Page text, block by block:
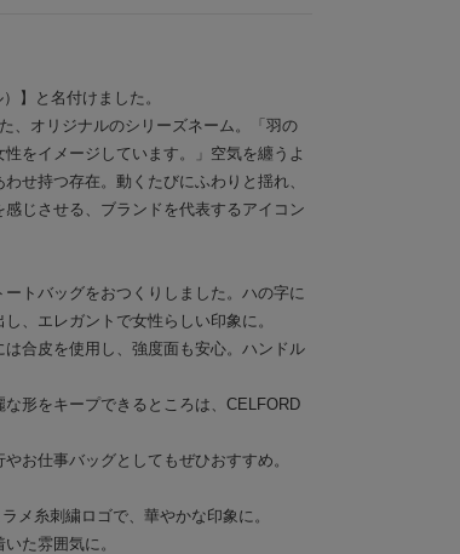
】と名付けました。
、オリジナルのシリーズネーム。「羽の
をイメージしています。」空気を纏うよ
せ持つ存在。動くたびにふわりと揺れ、
じさせる、ブランドを代表するアイコン
トバッグをおつくりしました。ハの字に
、エレガントで女性らしい印象に。
合皮を使用し、強度面も安心。ハンドル
形をキープできるところは、CELFORD
お仕事バッグとしてもぜひおすすめ。
メ糸刺繍ロゴで、華やかな印象に。
た雰囲気に。